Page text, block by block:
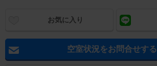
お気に入り
空室状況をお問合せする